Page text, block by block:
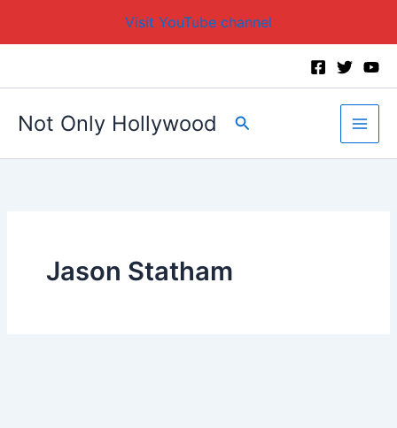
Visit YouTube channel
Not Only Hollywood Search
Jason Statham